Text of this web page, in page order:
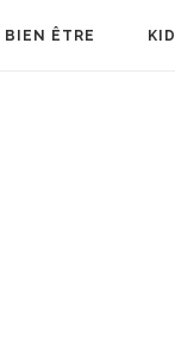
BIEN ÊTRE